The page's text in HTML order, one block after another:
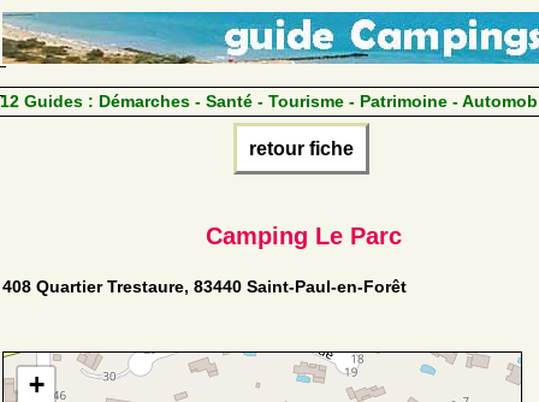
12 Guides : Démarches - Santé - Tourisme - Patrimoine -
retour fiche
Camping Le Parc
408 Quartier Trestaure, 83440 Saint-Paul-en-Forêt
+